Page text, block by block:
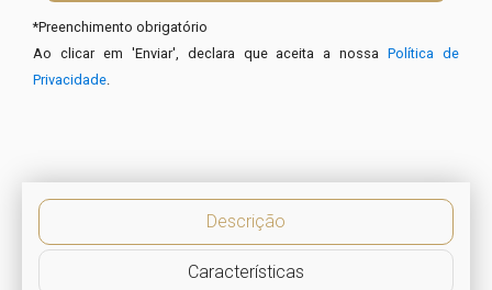
*Preenchimento obrigatório
Ao clicar em 'Enviar', declara que aceita a nossaPolítica de
Privacidade
Descrição
Características